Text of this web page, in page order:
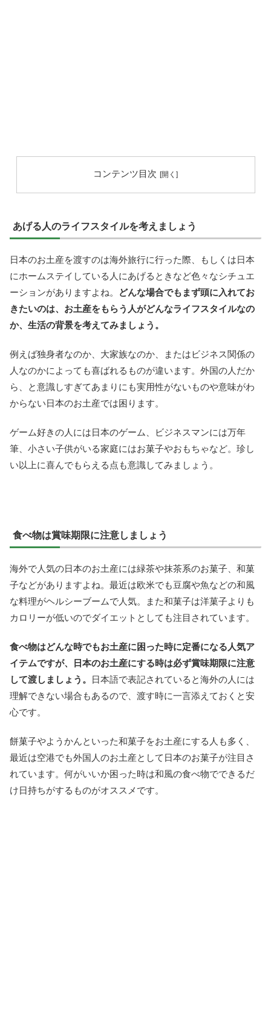
コンテンツ目次
あげる人のライフスタイルを考えましょう
日本のお土産を渡すのは海外旅行に行った際、もしくは日本
にホームステイしている人にあげるときなど色々なシチュエ
ーションがありますよね。
どんな場合でもまず頭に入れてお
きたいのは、お土産をもらう人がどんなライフスタイルなの
か、生活の背景を考えてみましょう。
例えば独身者なのか、大家族なのか、またはビジネス関係の
人なのかによっても喜ばれるものが違います。外国の人だか
ら、と意識しすぎてあまりにも実用性がないものや意味がわ
からない日本のお土産では困ります。
ゲーム好きの人には日本のゲーム、ビジネスマンには万年
筆、小さい子供がいる家庭にはお菓子やおもちゃなど。珍し
い以上に喜んでもらえる点も意識してみましょう。
食べ物は賞味期限に注意しましょう
海外で人気の日本のお土産には緑茶や抹茶系のお菓子、和菓
子などがありますよね。最近は欧米でも豆腐や魚などの和風
な料理がヘルシーブームで人気。また和菓子は洋菓子よりも
カロリーが低いのでダイエットとしても注目されています。
食べ物はどんな時でもお土産に困った時に定番になる人気ア
イテムですが、日本のお土産にする時は必ず賞味期限に注意
して渡しましょう。
日本語で表記されていると海外の人には
理解できない場合もあるので、渡す時に一言添えておくと安
心です。
餅菓子やようかんといった和菓子をお土産にする人も多く、
最近は空港でも外国人のお土産として日本のお菓子が注目さ
れています。何がいいか困った時は和風の食べ物でできるだ
け日持ちがするものがオススメです。